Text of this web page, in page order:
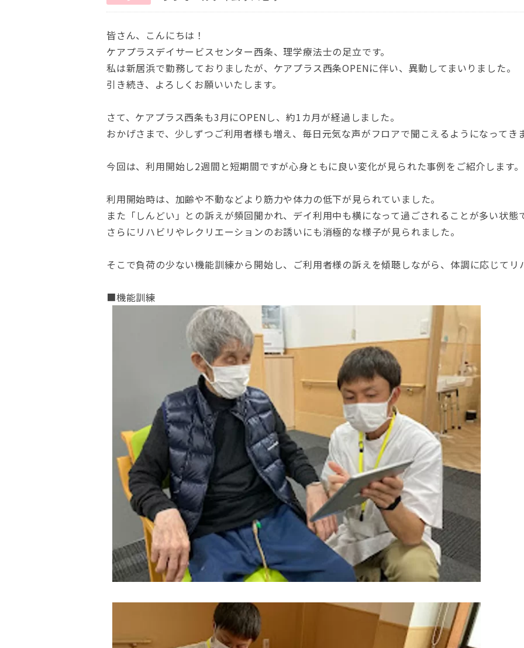
皆さん、こんにちは！
ケアプラスデイサービスセンター西条、理学療法士の足立です。
私は新居浜で勤務しておりましたが、ケアプラス西条OPENに伴い、異動してまいりました。
引き続き、よろしくお願いいたします。
さて、ケアプラス西条も3月にOPENし、約1カ月が経過しました。
おかげさまで、少しずつご利用者様も増え、毎日元気な声がフロアで聞こえるようになってき
今回は、利用開始し2週間と短期間ですが心身ともに良い変化が見られた事例をご紹介します。
利用開始時は、加齢や不動などより筋力や体力の低下が見られていました。
また「しんどい」との訴えが頻回聞かれ、デイ利用中も横になって過ごされることが多い状態
さらにリハビリやレクリエーションのお誘いにも消極的な様子が見られました。
そこで負荷の少ない機能訓練から開始し、ご利用者様の訴えを傾聴しながら、体調に応じてリ
■機能訓練